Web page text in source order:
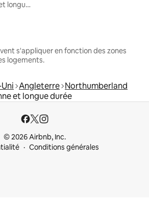
Locations moyenne et longue durée
s'appliquer en fonction des zones
logements.
Angleterre Northumberland
et longue durée
© 2026 Airbnb, Inc.
Conditions générales